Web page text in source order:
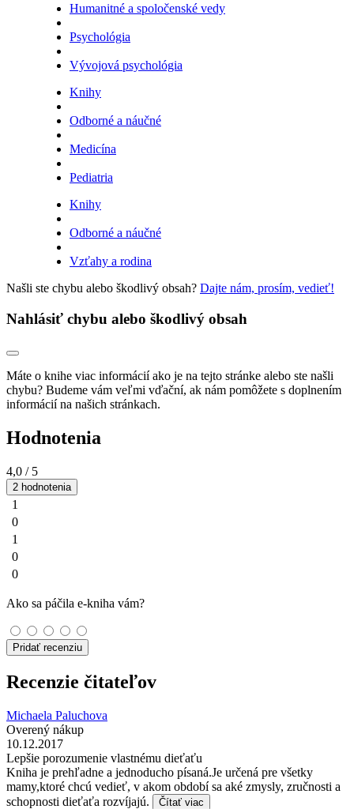
Humanitné a spoločenské vedy
Psychológia
Vývojová psychológia
Knihy
Odborné a náučné
Medicína
Pediatria
Knihy
Odborné a náučné
Vzťahy a rodina
Našli ste chybu alebo škodlivý obsah? Dajte nám, prosím, vedieť!
Nahlásiť chybu alebo škodlivý obsah
Máte o knihe viac informácií ako je na tejto stránke alebo ste našli
chybu? Budeme vám veľmi vďační, ak nám pomôžete s doplnením
informácií na našich stránkach.
Hodnotenia
4,0 / 5
2 hodnotenia
1
0
1
0
0
Ako sa páčila e-kniha vám?
Pridať recenziu
Recenzie čitateľov
Michaela Paluchova
Overený nákup
10.12.2017
Lepšie porozumenie vlastnému dieťaťu
Kniha je prehľadne a jednoducho písaná.Je určená pre všetky
mamy,ktoré chcú vedieť, v akom období sa aké zmysly, zručnosti a
schopnosti dieťaťa rozvíjajú.
Čítať viac